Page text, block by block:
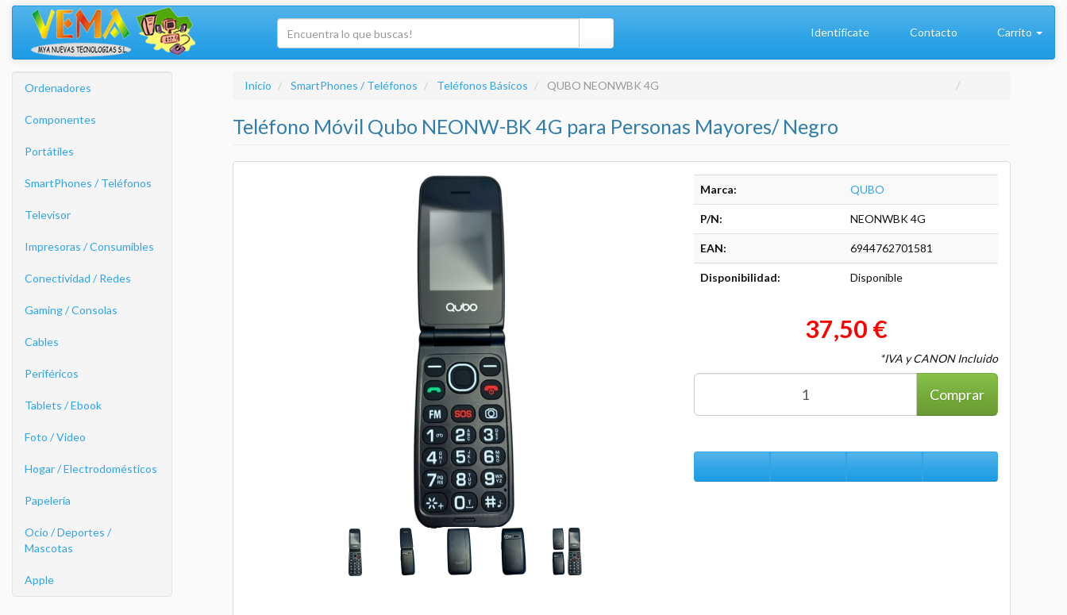
Identifícate Contacto Carrito
Ordenadores
Componentes
Portátiles
SmartPhones / Teléfonos
Televisor
Impresoras / Consumibles
Conectividad / Redes
Gaming / Consolas
Cables
Periféricos
Tablets / Ebook
Foto / Video
Hogar / Electrodomésticos
Papelería
Ocio / Deportes /
Mascotas
Apple
Inicio SmartPhones / Teléfonos Teléfonos Básicos QUBO NEONWBK 4G
Teléfono Móvil Qubo NEONW-BK 4G para Personas Mayores/ Negro
Marca: QUBO
P/N: NEONWBK 4G
EAN: 6944762701581
Disponibilidad: Disponible
37,50 €
*IVA y CANON Incluido
Comprar